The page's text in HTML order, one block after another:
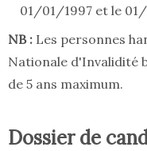
01/01/1997 et le
NB : Les personnes
Nationale d'Invalidité
de 5 ans maximum.
Dossier de